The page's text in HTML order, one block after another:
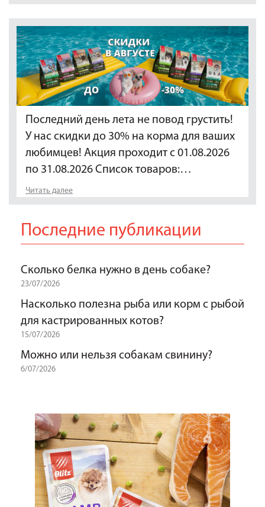
Последний день лета не повод грустить!
У нас скидки до 30% на корма для ваших
любимцев! Акция проходит с 01.08.2026
по 31.08.2026 Список товаров:…
Читать далее
Последние публикации
Сколько белка нужно в день собаке?
23/07/2026
Насколько полезна рыба или корм с рыбой
для кастрированных котов?
15/07/2026
Можно или нельзя собакам свинину?
6/07/2026